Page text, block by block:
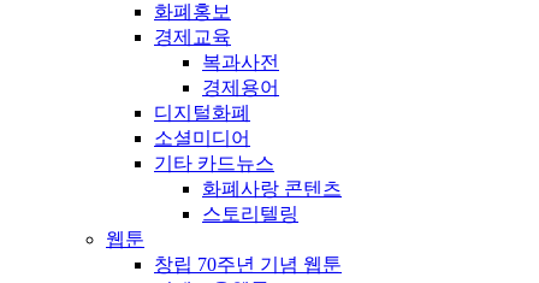
화폐홍보
경제교육
복과사전
경제용어
디지털화폐
소셜미디어
기타 카드뉴스
화폐사랑 콘텐츠
스토리텔링
웹툰
창립 70주년 기념 웹툰